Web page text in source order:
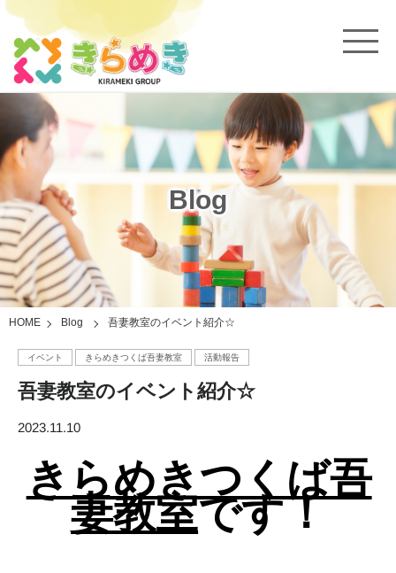
Blog
HOME Blog 吾妻教室のイベント紹介☆
イベント きらめきつくば吾妻教室 活動報告
吾妻教室のイベント紹介☆
2023.11.10
きらめきつくば吾
妻教室です！